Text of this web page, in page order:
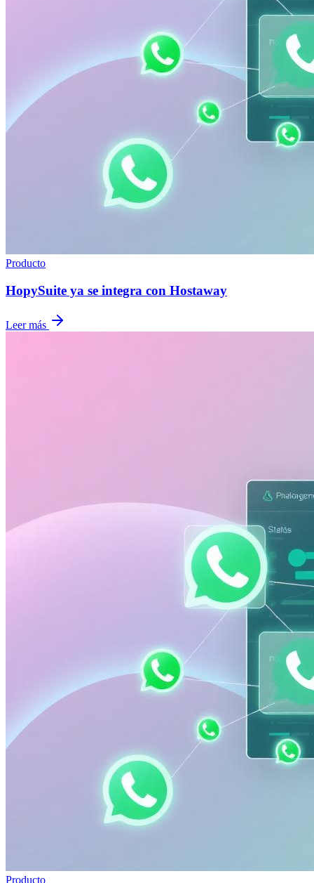
Producto
HopySuite ya se integra con Hostaway
Leer más
Producto